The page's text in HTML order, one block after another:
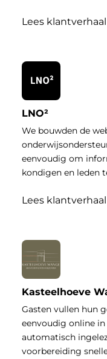
Lees klantverhaal
LNO²
We bouwden de
eenvoudig om
kondigen en leden
Lees klantverhaal
Kasteelhoeve
Gasten vullen hun
eenvoudig online
automatisch
voorbereiding